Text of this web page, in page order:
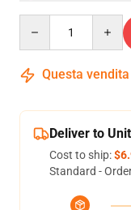
Questa
Deliver to
Cost to ship:
Standard -